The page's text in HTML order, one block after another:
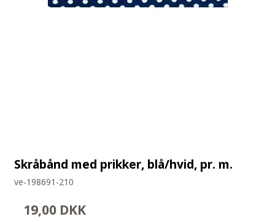
Skråbånd med prikker, blå/hvid, pr. m.
ve-198691-210
19,00 DKK